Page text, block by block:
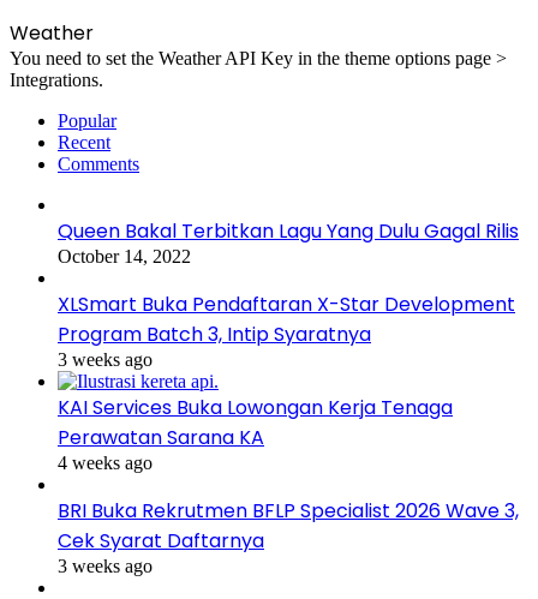
Weather
You need to set the Weather API Key in the theme options page >
Integrations.
Popular
Recent
Comments
Queen Bakal Terbitkan Lagu Yang Dulu Gagal Rilis
October 14, 2022
XLSmart Buka Pendaftaran X-Star Development
Program Batch 3, Intip Syaratnya
3 weeks ago
KAI Services Buka Lowongan Kerja Tenaga
Perawatan Sarana KA
4 weeks ago
BRI Buka Rekrutmen BFLP Specialist 2026 Wave 3,
Cek Syarat Daftarnya
3 weeks ago